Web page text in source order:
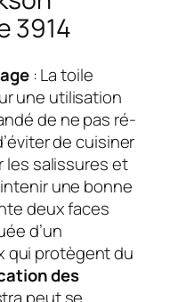
3914
: La toile
une utilisation
de ne pas ré-
de cuisiner
les salissures et
une bonne
deux faces
d’un
qui protègent du
des
peut se